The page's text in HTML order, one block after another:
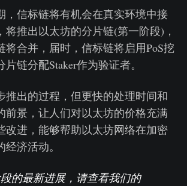
，信标链将有机会在真实环境中接
将推出以太坊的分片链(第一阶段)，
将合并，届时，信标链将启用PoS挖
链分配Staker作为验证者。
推出的过程，但更快的处理时间和
前景，让人们对以太坊的价格充满
改进，能够帮助以太坊网络在加密
济活动。
的最新进展，请查看我们的